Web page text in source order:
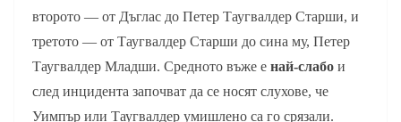
второто — от Дъглас до Петер Таугвалдер Старши, и
третото — от Таугвалдер Старши до сина му, Петер
Таугвалдер Младши. Средното въже е най-слабо и
след инцидента започват да се носят слухове, че
Уимпър или Таугвалдер умишлено са го срязали.